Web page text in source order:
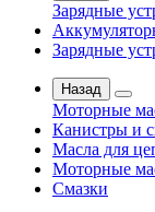
Зарядные
Зарядные
Назад
Моторные
Канистры и
Масла для
Моторные
Смазки